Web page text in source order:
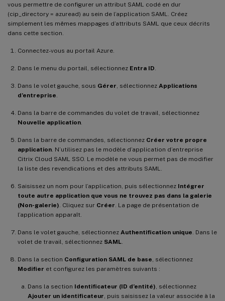
vous permettre de configurer un attribut SAML codé en dur
(cip_directory = azuread) au sein de l’application SAML. Créez
simplement les mêmes mappages d’attributs SAML que ceux décrits
dans cette section.
Connectez-vous au portail Azure.
Dans le menu du portail, sélectionnez Entra ID
Dans le volet gauche, sous Gérer , sélectionnez Applications
d’entreprise
Dans la barre de commandes du volet de travail, sélectionnez
Nouvelle application
Dans la barre de commandes, sélectionnez Créer votre propre
application . N’utilisez pas le modèle d’application d’entreprise
Citrix Cloud SAML SSO. Le modèle ne vous permet pas de modifier
la liste des revendications et des attributs SAML.
Saisissez un nom pour l’application, puis sélectionnez Intégrer
toute autre application que vous ne trouvez pas dans la galerie
(Non-galerie) . Cliquez sur Créer . La page de présentation de
l’application apparaît.
Dans le volet gauche, sélectionnez Authentification unique . Dans le
volet de travail, sélectionnez SAML
Dans la section Configuration SAML de base , sélectionnez
Modifier et configurez les paramètres suivants :
Dans la section Identificateur (ID d’entité) , sélectionnez
Ajouter un identificateur , puis saisissez la valeur associée à la